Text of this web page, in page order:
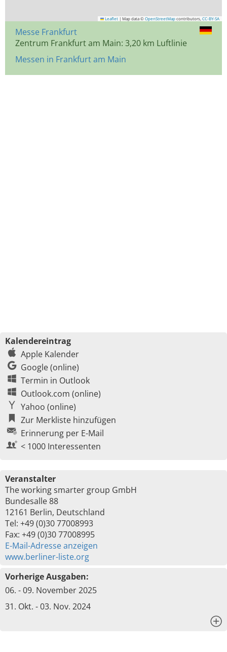
Leaflet | Map data © OpenStreetMap contributors, CC-BY-SA
Messe Frankfurt
Zentrum Frankfurt am Main: 3,20 km Luftlinie
Messen in Frankfurt am Main
Kalendereintrag
Apple Kalender
Google (online)
Termin in Outlook
Outlook.com (online)
Yahoo (online)
Zur Merkliste hinzufügen
Erinnerung per E-Mail
< 1000 Interessenten
Veranstalter
The working smarter group GmbH
Bundesalle 88
12161 Berlin, Deutschland
Tel: +49 (0)30 77008993
Fax: +49 (0)30 77008995
E-Mail-Adresse anzeigen
www.berliner-liste.org
Vorherige Ausgaben:
06. - 09. November 2025
31. Okt. - 03. Nov. 2024